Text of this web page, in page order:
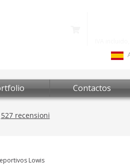
Contactos
Lowis